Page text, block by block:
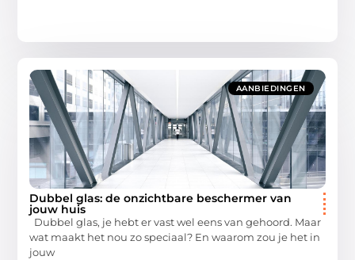
AANBIEDINGEN
Dubbel glas: de onzichtbare beschermer van
jouw huis
Dubbel glas, je hebt er vast wel eens van gehoord. Maar
wat maakt het nou zo speciaal? En waarom zou je het in
jouw